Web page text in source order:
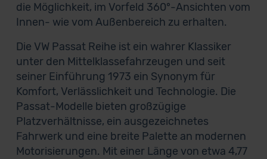
die Möglichkeit, im Vorfeld 360°-Ansichten vom
Innen- wie vom Außenbereich zu erhalten.
Die VW Passat Reihe ist ein wahrer Klassiker
unter den Mittelklassefahrzeugen und seit
seiner Einführung 1973 ein Synonym für
Komfort, Verlässlichkeit und Technologie. Die
Passat-Modelle bieten großzügige
Platzverhältnisse, ein ausgezeichnetes
Fahrwerk und eine breite Palette an modernen
Motorisierungen. Mit einer Länge von etwa 4,77